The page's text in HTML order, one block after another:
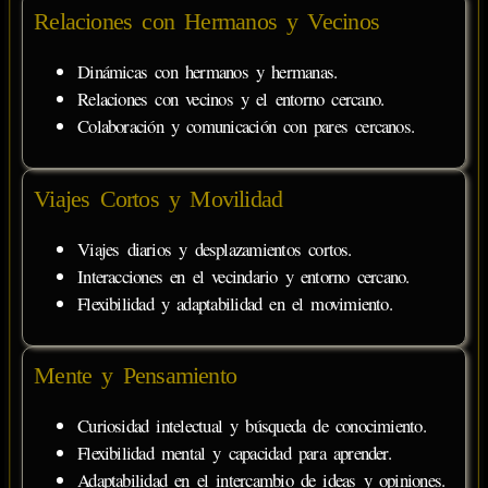
Relaciones con Hermanos y Vecinos
Dinámicas con hermanos y hermanas.
Relaciones con vecinos y el entorno cercano.
Colaboración y comunicación con pares cercanos.
Viajes Cortos y Movilidad
Viajes diarios y desplazamientos cortos.
Interacciones en el vecindario y entorno cercano.
Flexibilidad y adaptabilidad en el movimiento.
Mente y Pensamiento
Curiosidad intelectual y búsqueda de conocimiento.
Flexibilidad mental y capacidad para aprender.
Adaptabilidad en el intercambio de ideas y opiniones.